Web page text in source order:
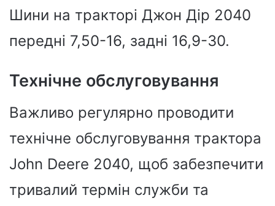
Шини на тракторі Джон Дір 2040
передні 7,50-16, задні 16,9-30.
Технічне обслуговування
Важливо регулярно проводити
технічне обслуговування трактора
John Deere 2040, щоб забезпечити
тривалий термін служби та